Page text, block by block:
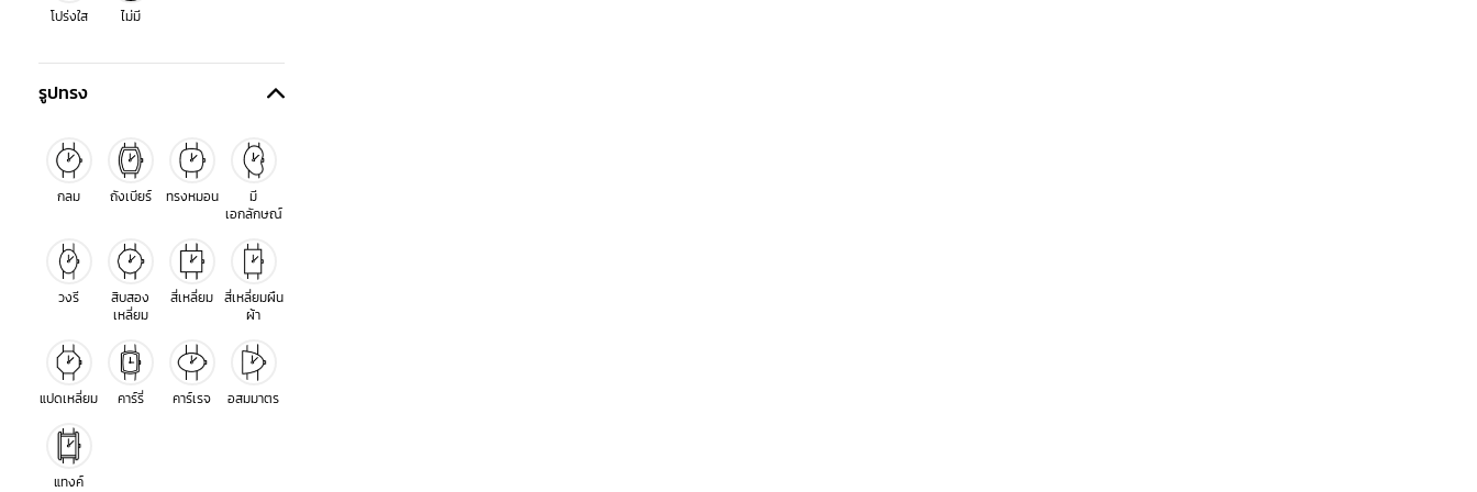
โปร่งใส ไม่มี
รูปทรง
กลม ถังเบียร์ ทรงหมอน
มี
เอกลักษณ์
วงรี
สิบสอง
เหลี่ยม
สี่เหลี่ยม สี่เหลี่ยมผืน
ผ้า
แปดเหลี่ยม คาร์รี่ คาร์เรจ อสมมาตร
แทงค์